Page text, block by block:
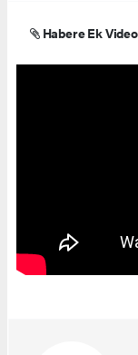
Habere Ek Video